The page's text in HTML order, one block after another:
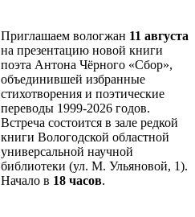
Приглашаем вологжан 11 августа
на презентацию новой книги
поэта Антона Чёрного «Сбор»,
объединившей избранные
стихотворения и поэтические
переводы 1999-2026 годов.
Встреча состоится в зале редкой
книги Вологодской областной
универсальной научной
библиотеки (ул. М. Ульяновой, 1).
Начало в 18 часов.